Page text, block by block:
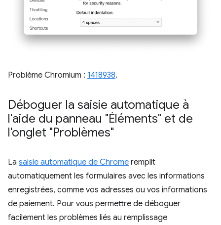
Problème Chromium : 1418938.
Déboguer la saisie automatique à
l'aide du panneau "Éléments" et de
l'onglet "Problèmes"
La saisie automatique de Chrome remplit
automatiquement les formulaires avec les informations
enregistrées, comme vos adresses ou vos informations
de paiement. Pour vous permettre de déboguer
facilement les problèmes liés au remplissage